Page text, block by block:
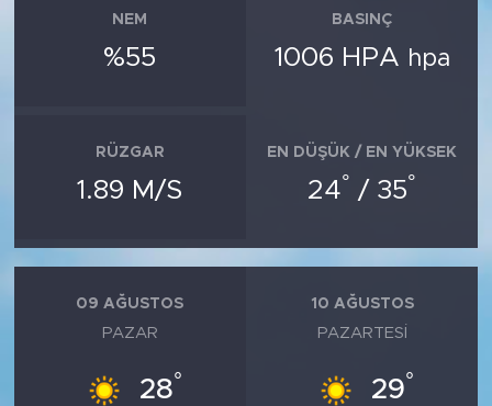
NEM
%55
BASINÇ
1006 HPA hpa
RÜZGAR
1.89 M/S
EN DÜŞÜK / EN YÜKSEK
24° / 35°
09 AĞUSTOS
PAZAR
28°
10 AĞUSTOS
PAZARTESI
29°